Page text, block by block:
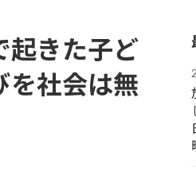
起きた子ど
を社会は無